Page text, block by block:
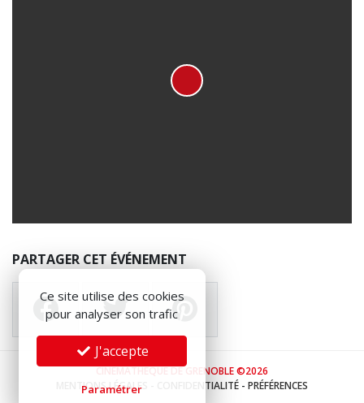
PARTAGER CET ÉVÉNEMENT
CINÉMATHÈQUE DE GRENOBLE ©2026
MENTIONS LÉGALES
CONFIDENTIALITÉ - PRÉFÉRENCES
Ce site utilise des cookies
pour analyser son trafic
J'accepte
Paramétrer